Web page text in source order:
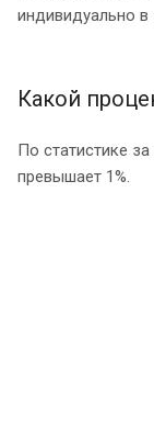
индивидуально
Какой
По статистике
превышает 1%.